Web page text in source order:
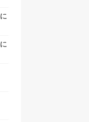
に
に